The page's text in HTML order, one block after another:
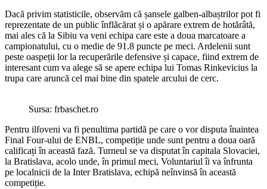
Dacă privim statisticile, observăm că șansele galben-albaștrilor pot fi
reprezentate de un public înflăcărat și o apărare extrem de hotărâtă,
mai ales că la Sibiu va veni echipa care este a doua marcatoare a
campionatului, cu o medie de 91.8 puncte pe meci. Ardelenii sunt
peste oaspeții lor la recuperările defensive și capace, fiind extrem de
interesant cum va alege să se apere echipa lui Tomas Rinkevicius la
trupa care aruncă cel mai bine din spatele arcului de cerc.
Sursa: frbaschet.ro
Pentru ilfoveni va fi penultima partidă pe care o vor disputa înaintea
Final Four-ului de ENBL, competiție unde sunt pentru a doua oară
calificați în această fază. Turneul se va disputat în capitala Slovaciei,
la Bratislava, acolo unde, în primul meci, Voluntariul îi va înfrunta
pe localnicii de la Inter Bratislava, echipă neînvinsă în această
competiție.